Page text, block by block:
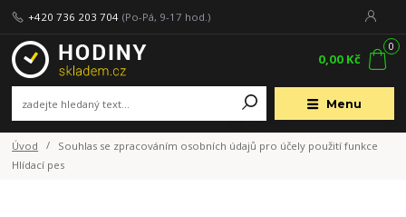
Menu
+420 736 203 704 (Po-Pá, 9-17 hod.)
0
0,00 Kč
Úvod
Souhlas se zpracováním osobních údajů pro účely použití funkce
Hlídací pes